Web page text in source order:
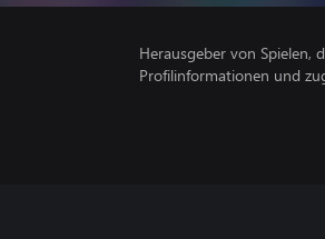
Herausgeber von Spielen,
Profilinformationen und